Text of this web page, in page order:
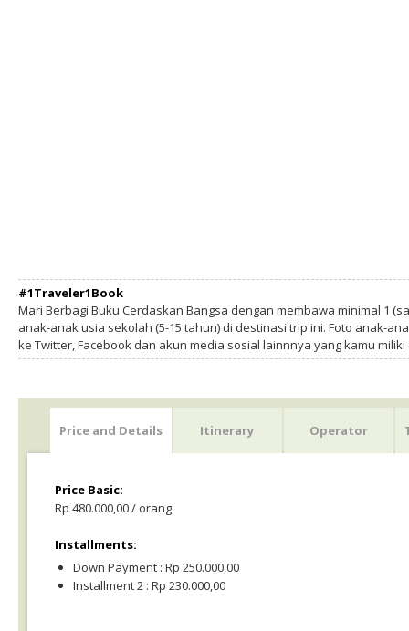
#1Traveler1Book
Mari Berbagi Buku Cerdaskan Bangsa dengan membawa minimal 1
anak-anak usia sekolah (5-15 tahun) di destinasi trip ini. Foto anak-
ke Twitter, Facebook dan akun media sosial lainnnya yang kamu
Price and Details Itinerary Operator
Price Basic:
Rp 480.000,00 / orang
Installments:
Down Payment : Rp 250.000,00
Installment 2 : Rp 230.000,00